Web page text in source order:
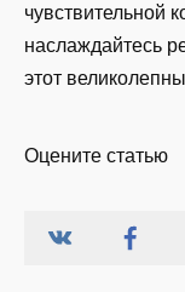
чувствительной
наслаждайтесь
этот
Оцените статью